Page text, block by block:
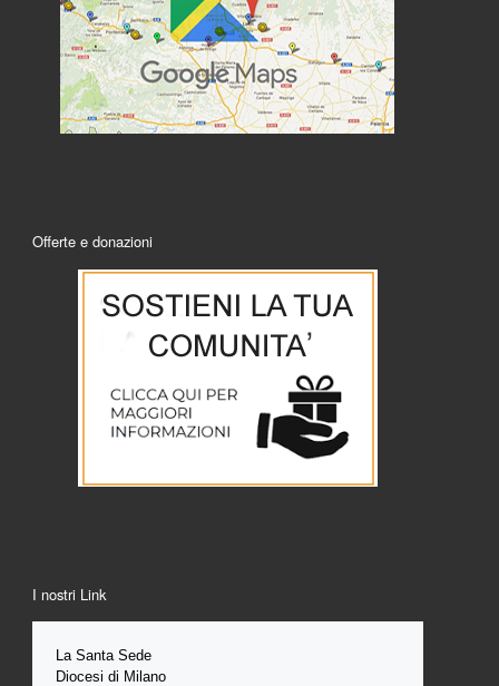
Offerte e donazioni
I nostri Link
La Santa Sede
Diocesi di Milano